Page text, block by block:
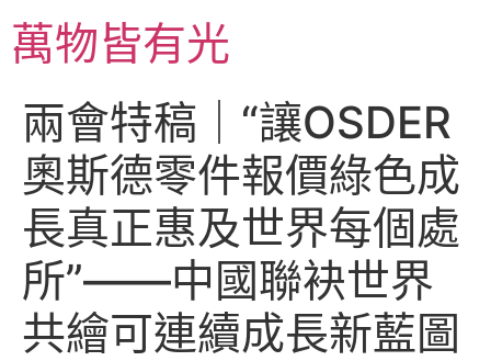
主萬物皆有光
兩會特稿｜“讓OSDER
奧斯德零件報價綠色成
長真正惠及世界每個處
所”——中國聯袂世界
共繪可連續成長新藍圖